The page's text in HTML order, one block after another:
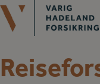
Skip
to
content
Open
mobile
menu
Close
mobile
menu